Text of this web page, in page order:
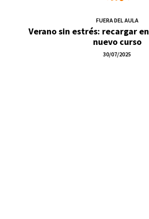
FUERA DEL AULA
Verano sin estrés: recargar
nuevo curso
30/07/2025